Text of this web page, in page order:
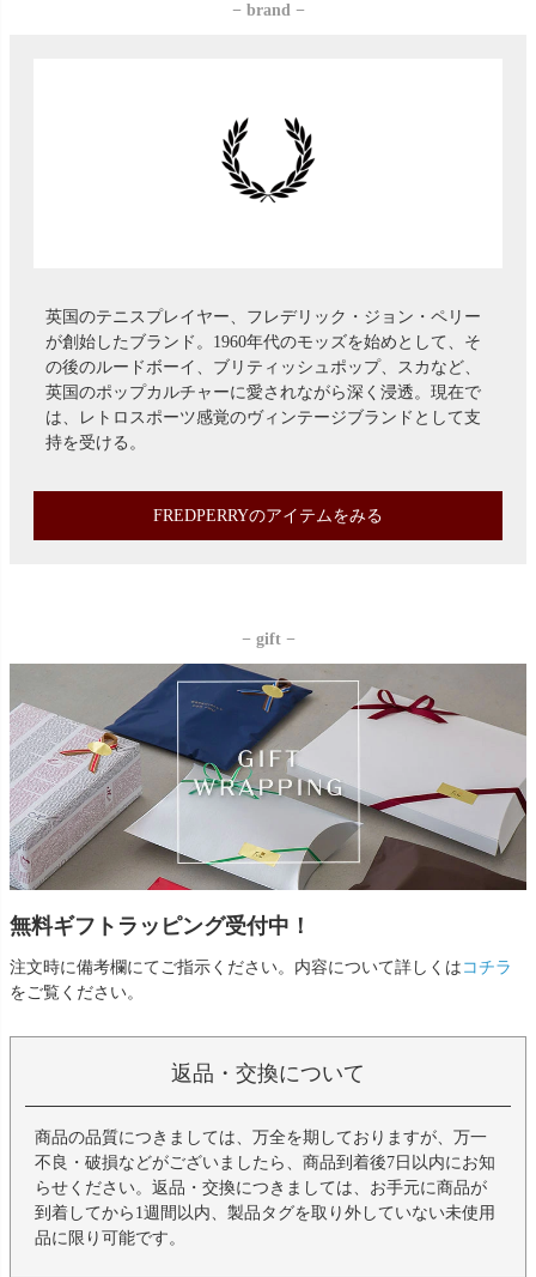
− brand −
英国のテニスプレイヤー、フレデリック・ジョン・ペリー
が創始したブランド。1960年代のモッズを始めとして、そ
の後のルードボーイ、ブリティッシュポップ、スカなど、
英国のポップカルチャーに愛されながら深く浸透。現在で
は、レトロスポーツ感覚のヴィンテージブランドとして支
持を受ける。
FREDPERRYのアイテムをみる
− gift −
無料ギフトラッピング受付中！
注文時に備考欄にてご指示ください。内容について詳しくは コチラ
をご覧ください。
返品・交換について
商品の品質につきましては、万全を期しておりますが、万一
不良・破損などがございましたら、商品到着後7日以内にお知
らせください。返品・交換につきましては、お手元に商品が
到着してから1週間以内、製品タグを取り外していない未使用
品に限り可能です。